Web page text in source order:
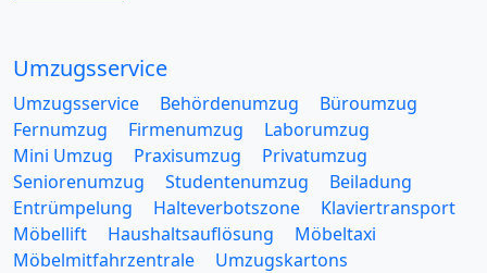
Umzugsservice
Umzugsservice Behördenumzug
Büroumzug
Fernumzug
Firmenumzug
Laborumzug
Mini Umzug
Praxisumzug
Privatumzug
Seniorenumzug
Studentenumzug
Beiladung
Entrümpelung
Halteverbotszone
Klaviertransport
Möbellift
Haushaltsauflösung
Möbeltaxi
Möbelmitfahrzentrale
Umzugskartons